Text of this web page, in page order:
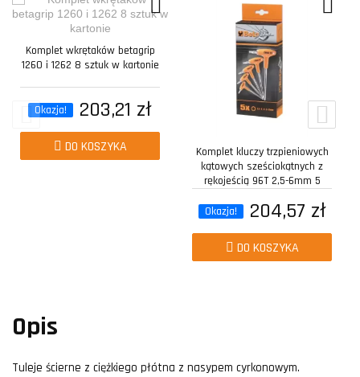
Komplet wkrętaków betagrip
1260 i 1262 8 sztuk w kartonie
Okazja! 203,21 zł
DO KOSZYKA
Komplet kluczy trzpieniowych
kątowych sześciokątnych z
rękojeścią 96T 2,5-6mm 5
Okazja!
204,57 zł
DO KOSZYKA
Opis
Tuleje ścierne z ciężkiego płótna z nasypem cyrkonowym.